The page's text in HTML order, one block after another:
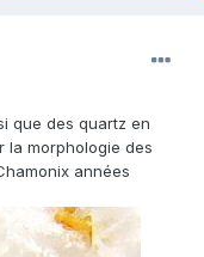
que des quartz en
la morphologie des
années